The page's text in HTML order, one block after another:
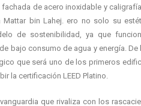
de acero inoxidable y
Mattar bin Lahej. ero no solo su
de sostenibilidad, ya que
bajo consumo de agua y energía. De
que será uno de los primeros
la certificación LEED Platino.